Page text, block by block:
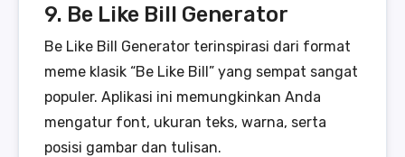
9. Be Like Bill Generator
Be Like Bill Generator terinspirasi dari format
meme klasik “Be Like Bill” yang sempat sangat
populer. Aplikasi ini memungkinkan Anda
mengatur font, ukuran teks, warna, serta
posisi gambar dan tulisan.